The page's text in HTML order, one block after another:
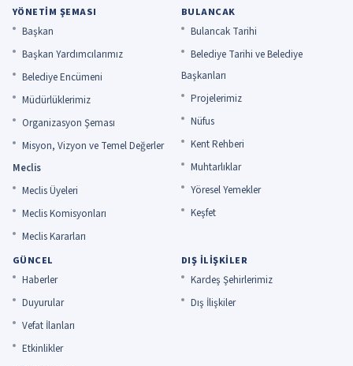
YÖNETIM ŞEMASI
Başkan
Başkan Yardımcılarımız
Belediye Encümeni
Müdürlüklerimiz
Organizasyon Şeması
Misyon, Vizyon ve Temel Değerler
Meclis
Meclis Üyeleri
Meclis Komisyonları
Meclis Kararları
BULANCAK
Bulancak Tarihi
Belediye Tarihi ve Belediye
Başkanları
Projelerimiz
Nüfus
Kent Rehberi
Muhtarlıklar
Yöresel Yemekler
Keşfet
GÜNCEL
Haberler
Duyurular
Vefat İlanları
Etkinlikler
DIŞ İLIŞKILER
Kardeş Şehirlerimiz
Dış İlişkiler